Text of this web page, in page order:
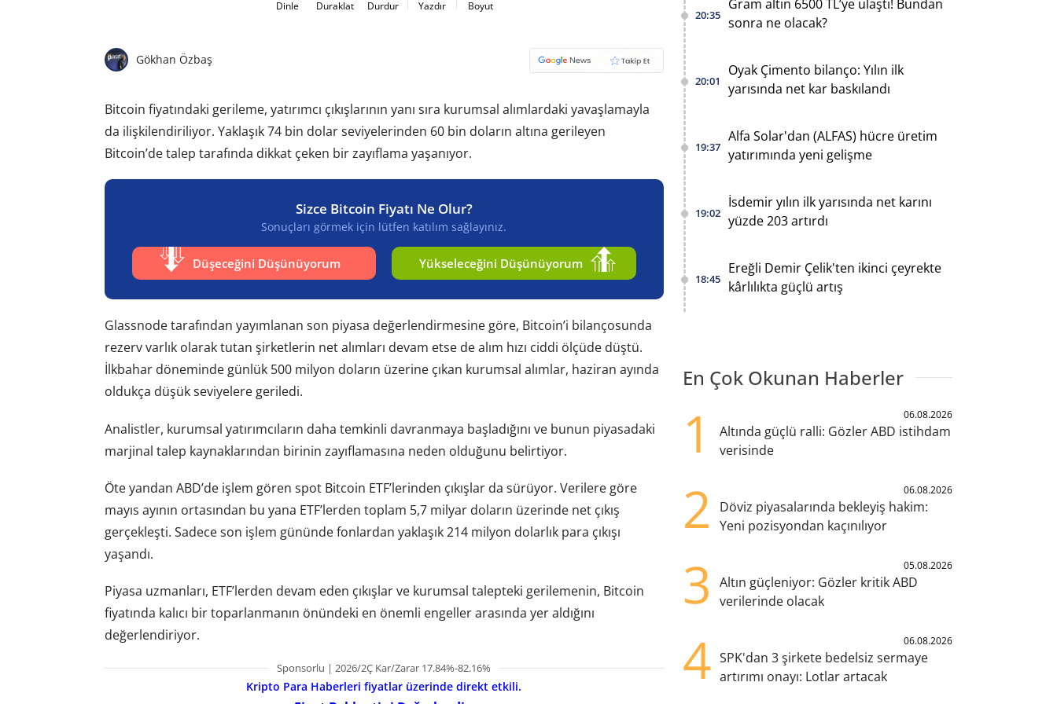
Dinle Duraklat Durdur Yazdır Boyut
Gökhan Özbaş
Bitcoin fiyatındaki gerileme, yatırımcı çıkışlarının yanı sıra kurumsal alımlardaki yavaşlamayla
da ilişkilendiriliyor. Yaklaşık 74 bin dolar seviyelerinden 60 bin doların altına gerileyen
Bitcoin’de talep tarafında dikkat çeken bir zayıflama yaşanıyor.
Sizce Bitcoin Fiyatı Ne Olur?
Sonuçları görmek için lütfen katılım sağlayınız.
Düşeceğini Düşünüyorum Yükseleceğini Düşünüyorum
Glassnode tarafından yayımlanan son piyasa değerlendirmesine göre, Bitcoin’i bilançosunda
rezerv varlık olarak tutan şirketlerin net alımları devam etse de alım hızı ciddi ölçüde düştü.
İlkbahar döneminde günlük 500 milyon doların üzerine çıkan kurumsal alımlar, haziran ayında
oldukça düşük seviyelere geriledi.
Analistler, kurumsal yatırımcıların daha temkinli davranmaya başladığını ve bunun piyasadaki
marjinal talep kaynaklarından birinin zayıflamasına neden olduğunu belirtiyor.
Öte yandan ABD’de işlem gören spot Bitcoin ETF’lerinden çıkışlar da sürüyor. Verilere göre
mayıs ayının ortasından bu yana ETF’lerden toplam 5,7 milyar doların üzerinde net çıkış
gerçekleşti. Sadece son işlem gününde fonlardan yaklaşık 214 milyon dolarlık para çıkışı
yaşandı.
Piyasa uzmanları, ETF’lerden devam eden çıkışlar ve kurumsal talepteki gerilemenin, Bitcoin
fiyatında kalıcı bir toparlanmanın önündeki en önemli engeller arasında yer aldığını
değerlendiriyor.
Sponsorlu | 2026/2Ç Kar/Zarar 17.84%-82.16%
Kripto Para Haberleri fiyatlar üzerinde direkt etkili.
20:35
Gram altın 6500 TL’ye ulaştı! Bundan
sonra ne olacak?
20:01
Oyak Çimento bilanço: Yılın ilk
yarısında net kar baskılandı
19:37
Alfa Solar'dan (ALFAS) hücre üretim
yatırımında yeni gelişme
19:02
İsdemir yılın ilk yarısında net karını
yüzde 203 artırdı
18:45
Ereğli Demir Çelik'ten ikinci çeyrekte
kârlılıkta güçlü artış
En Çok Okunan Haberler
1 06.08.2026
Altında güçlü ralli: Gözler ABD istihdam
verisinde
2 06.08.2026
Döviz piyasalarında bekleyiş hakim:
Yeni pozisyondan kaçınılıyor
3 05.08.2026
Altın güçleniyor: Gözler kritik ABD
verilerinde olacak
4 06.08.2026
SPK'dan 3 şirkete bedelsiz sermaye
artırımı onayı: Lotlar artacak